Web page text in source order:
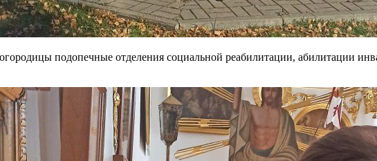
подопечные отделения социальной реабилитации, абилитации